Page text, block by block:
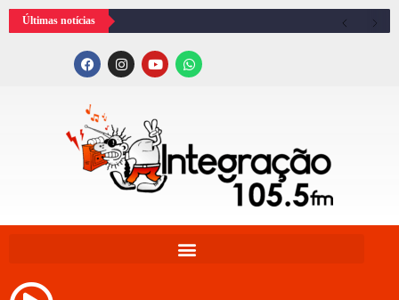
Últimas notícias